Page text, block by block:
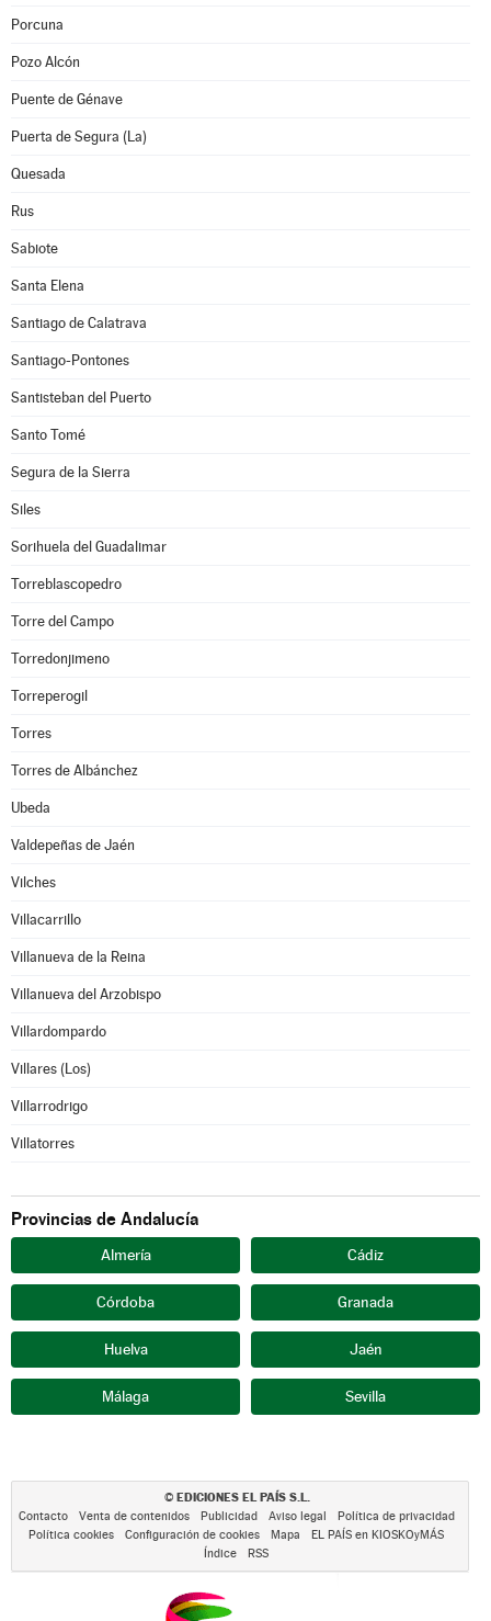
Porcuna
Pozo Alcón
Puente de Génave
Puerta de Segura (La)
Quesada
Rus
Sabiote
Santa Elena
Santiago de Calatrava
Santiago-Pontones
Santisteban del Puerto
Santo Tomé
Segura de la Sierra
Siles
Sorihuela del Guadalimar
Torreblascopedro
Torre del Campo
Torredonjimeno
Torreperogil
Torres
Torres de Albánchez
Ubeda
Valdepeñas de Jaén
Vilches
Villacarrillo
Villanueva de la Reina
Villanueva del Arzobispo
Villardompardo
Villares (Los)
Villarrodrigo
Villatorres
Provincias de Andalucía
Almería Cádiz
Córdoba Granada
Huelva Jaén
Málaga Sevilla
© EDICIONES EL PAÍS S.L.
Contacto Venta de contenidos Publicidad Aviso legal
Política de privacidad
Política cookies
Configuración de cookies Mapa
EL PAÍS en KIOSKOyMÁS
Índice
RSS